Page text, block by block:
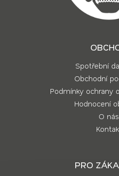
Spotřební
Obchodní
Podmínky ochrany
Hodnocení
O nás
PRO